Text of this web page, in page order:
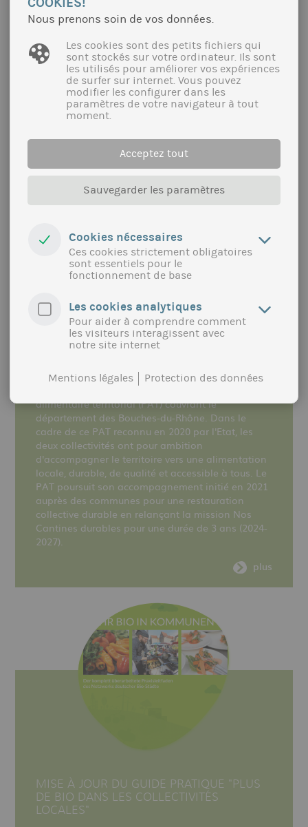
territoire pour développer un approvisionnement
alimentaire durable. Le projet vise à accompagner
et sensibiliser les acteurs du territoire au débouché
de la restauration collective d’un point de vue
juridique et pratique.
ACCOMPAGNEMENT DES MISSIONS
RESTAURATION HORS DOMICILE DURABLE
DU PROJET ALIMENTAIRE TERRITORIAL
d'équilibre territorial et rural du Pays d'Arles se
sont engagés ensemble dans un projet
alimentaire territorial (PAT) couvrant le
département des Bouches-du-Rhône. Dans le
cadre de ce PAT reconnu en 2020 par l'Etat, les
deux collectivités ont pour ambition
d'accompagner le territoire vers une alimentation
locale, durable, de qualité et accessible à tous. Le
PAT poursuit son accompagnement initié en 2021
auprès des communes pour une restauration
collective durable en relançant la mission Nos
Cantines durables pour une durée de 3 ans (2024-
2027).
plus
MISE À JOUR DU GUIDE PRATIQUE "PLUS
DE BIO DANS LES COLLECTIVITÉS
LOCALES"
Nous prenons soin de vos données.
Les cookies sont des petits fichiers qui
sont stockés sur votre ordinateur. Ils sont
les utilisés pour améliorer vos expériences
de surfer sur internet. Vous pouvez
modifier les configurer dans les
paramètres de votre navigateur à tout
moment.
Acceptez tout
Sauvegarder les paramètres
Cookies nécessaires
Ces cookies strictement obligatoires
sont essentiels pour le
fonctionnement de base
Les cookies analytiques
Pour aider à comprendre comment
les visiteurs interagissent avec
notre site internet
Mentions légales Protection des données